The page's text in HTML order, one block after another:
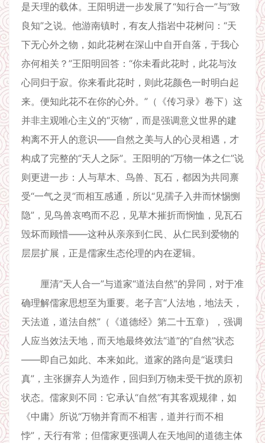
是天理的载体。王阳明进一步发展了“知行合一”与“致
良知”之说。他游南镇时，有友人指岩中花树问：“天
下无心外之物，如此花树在深山中自开自落，于我心
亦何相关？”王阳明回答：“你未看此花时，此花与汝
心同归于寂。你来看此花时，则此花颜色一时明白起
来。便知此花不在你的心外。”（《传习录》卷下）这
并非主观唯心主义的“灭物”，而是强调意义世界的建
构离不开人的意识——自然之美与人的心灵相遇，才
构成了完整的“天人之际”。王阳明的“万物一体之仁”说
则更进一步：人与草木、鸟兽、瓦石，都因为共同禀
受“一气之灵”而相互感通，所以“见孺子入井而怵惕恻
隐”，见鸟兽哀鸣而不忍，见草木摧折而悯恤，见瓦石
毁坏而顾惜——这种从亲亲到仁民、从仁民到爱物的
层层扩展，正是儒家生态伦理的内在逻辑。
厘清“天人合一”与道家“道法自然”的异同，对于准
确理解儒家思想至为重要。老子言“人法地，地法天，
天法道，道法自然”（《道德经》第二十五章），强调
人应当效法天地，而天地最终效法“道”的“自然”状态
——即自己如此、本来如此。道家的路向是“返璞归
真”，主张摒弃人为造作，回归到万物未受干扰的原初
状态。儒家则不同：它承认“自然”有其客观规律，如
《中庸》所说“万物并育而不相害，道并行而不相
悖”，天行有常；但儒家更强调人在天地间的道德主体